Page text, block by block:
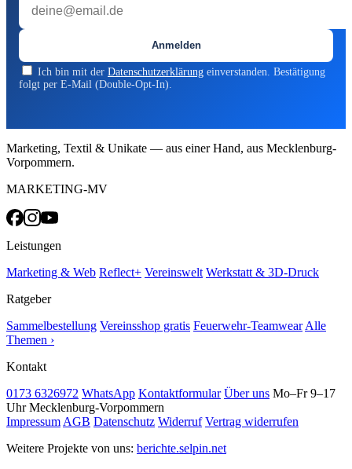
Anmelden
Ich bin mit der Datenschutzerklärung einverstanden. Bestätigung
folgt per E-Mail (Double-Opt-In).
Marketing, Textil & Unikate — aus einer Hand, aus Mecklenburg-
Vorpommern.
MARKETING-MV
Leistungen
Marketing & Web Reflect+ Vereinswelt Werkstatt & 3D-Druck
Ratgeber
Sammelbestellung Vereinsshop gratis Feuerwehr-Teamwear Alle
Themen ›
Kontakt
0173 6326972 WhatsApp Kontaktformular Über uns Mo–Fr 9–17
Uhr Mecklenburg-Vorpommern
Impressum AGB Datenschutz Widerruf Vertrag widerrufen
Weitere Projekte von uns: berichte.selpin.net